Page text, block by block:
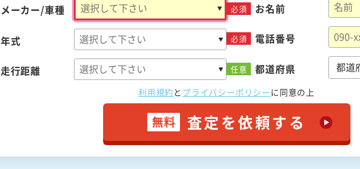
メーカー/車種
年式
走行距離
必須 お名前
必須 電話番号
任意 都道府県
利用規約 と プライバシーポリシーに同意の上
無料 査定を依頼する